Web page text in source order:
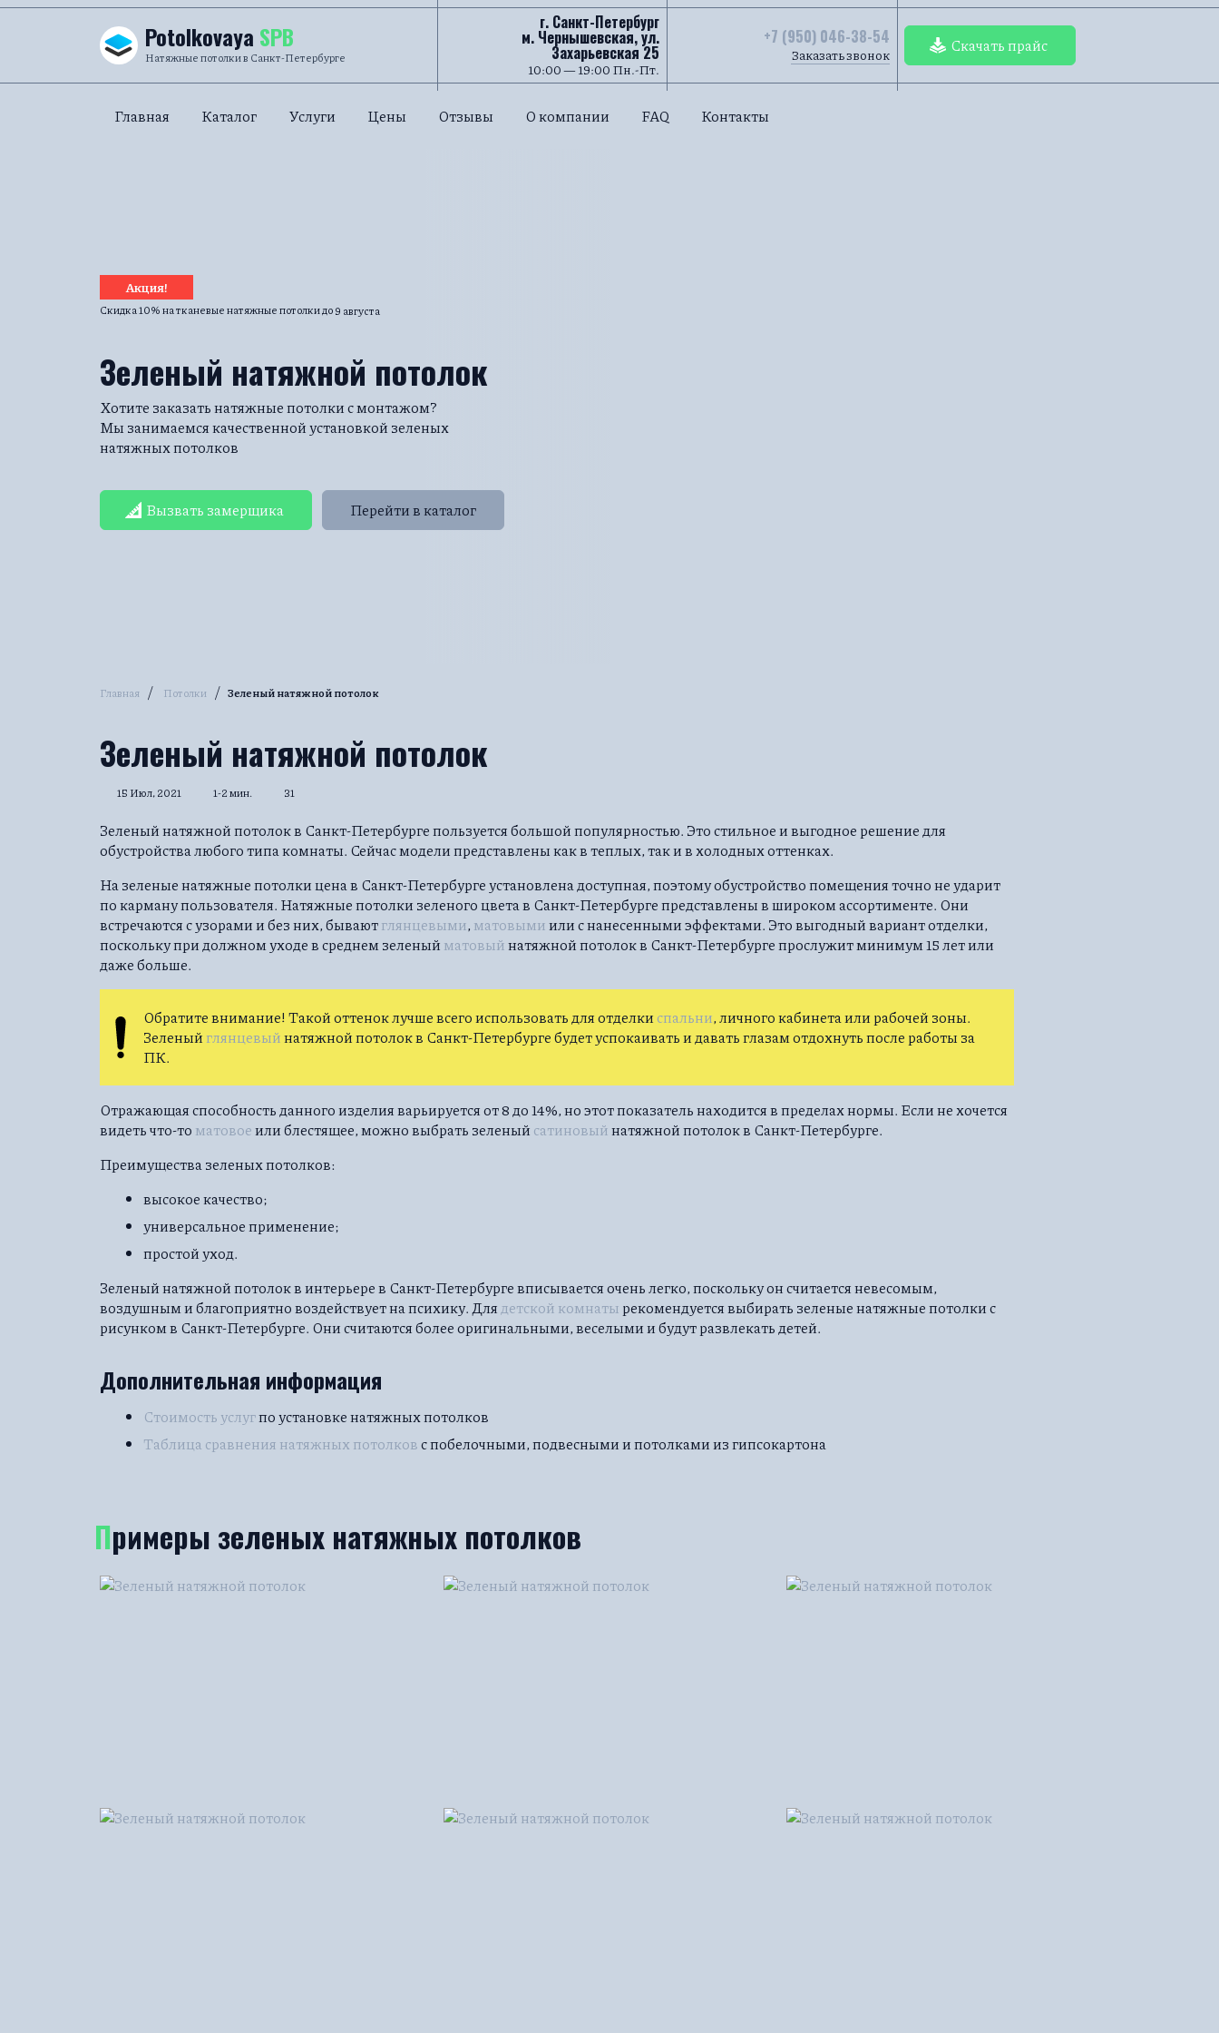
Перейти к содержанию
Potolkovaya SPB
Натяжные потолки в Санкт-Петербурге
г. Санкт-Петербург
м. Чернышевская, ул.
Захарьевская 25
10:00 — 19:00 Пн.-Пт.
+7 (950) 046-38-54
Заказать звонок Скачать прайс
Главная Каталог Услуги Цены Отзывы О компании FAQ Контакты
Акция!
Скидка 10% на тканевые натяжные потолки до9 августа
Зеленый натяжной потолок
Хотите заказать натяжные потолки с монтажом?
Мы занимаемся качественной установкой зеленых
натяжных потолков
Вызвать замерщика Перейти в каталог
Главная / Потолки / Зеленый натяжной потолок
Зеленый натяжной потолок
15 Июл, 2021 1-2 мин. 31
Зеленый натяжной потолок в Санкт-Петербурге пользуется большой популярностью. Это стильное и выгодное решение для
обустройства любого типа комнаты. Сейчас модели представлены как в теплых, так и в холодных оттенках.
На зеленые натяжные потолки цена в Санкт-Петербурге установлена доступная, поэтому обустройство помещения точно не ударит
по карману пользователя. Натяжные потолки зеленого цвета в Санкт-Петербурге представлены в широком ассортименте. Они
встречаются с узорами и без них, бываютглянцевыми, матовымиили с нанесенными эффектами. Это выгодный вариант отделки,
поскольку при должном уходе в среднем зеленый матовыйнатяжной потолок в Санкт-Петербурге прослужит минимум 15 лет или
даже больше.
Обратите внимание! Такой оттенок лучше всего использовать для отделки спальни, личного кабинета или рабочей зоны.
Зеленый глянцевыйнатяжной потолок в Санкт-Петербурге будет успокаивать и давать глазам отдохнуть после работы за
ПК.
Отражающая способность данного изделия варьируется от 8 до 14%, но этот показатель находится в пределах нормы. Если не хочется
видеть что-то матовоеили блестящее, можно выбрать зеленый сатиновыйнатяжной потолок в Санкт-Петербурге.
Преимущества зеленых потолков:
высокое качество;
универсальное применение;
простой уход.
Зеленый натяжной потолок в интерьере в Санкт-Петербурге вписывается очень легко, поскольку он считается невесомым,
воздушным и благоприятно воздействует на психику. Длядетской комнаты рекомендуется выбирать зеленые натяжные потолки с
рисунком в Санкт-Петербурге. Они считаются более оригинальными, веселыми и будут развлекать детей.
Дополнительная информация
Стоимость услугпо установке натяжных потолков
Таблица сравнения натяжных потолковс побелочными, подвесными и потолками из гипсокартона
Примеры зеленых натяжных потолков